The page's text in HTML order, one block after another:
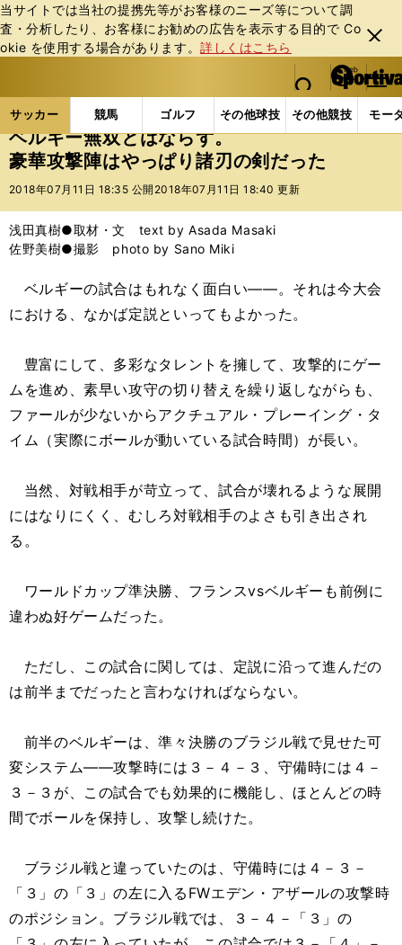
当サイトでは当社の提携先等がお客様のニーズ等について調
査・分析したり、お客様にお勧めの広告を表⽰する⽬的で Co
okie を使⽤する場合があります。詳しくはこちら
閉じ
る
web Sportiva (webスポルティーバ)
検索
マイペ
ー
ジ
メニュ
サッカー 競馬 ゴルフ その他球技 その他競技 モー
ス
ポ
ル
バ
サッカーの記事一覧 海外サッカー 海外サッカー
ベルギー無双とはならず。
豪華攻撃陣はやっぱり諸刃の剣だった
2018年07月11日 18:35 公開 2018年07月11日 18:40 更新
浅田真樹●取材・文 text by Asada Masaki
佐野美樹●撮影 photo by Sano Miki
ベルギーの試合はもれなく面白い――。それは今大会
における、なかば定説といってもよかった。
豊富にして、多彩なタレントを擁して、攻撃的にゲー
ムを進め、素早い攻守の切り替えを繰り返しながらも、
ファールが少ないからアクチュアル・プレーイング・タ
イム（実際にボールが動いている試合時間）が長い。
当然、対戦相手が苛立って、試合が壊れるような展開
にはなりにくく、むしろ対戦相手のよさも引き出され
る。
ワールドカップ準決勝、フランスvsベルギーも前例に
違わぬ好ゲームだった。
ただし、この試合に関しては、定説に沿って進んだの
は前半までだったと言わなければならない。
前半のベルギーは、準々決勝のブラジル戦で見せた可
変システム――攻撃時には３－４－３、守備時には４－
３－３が、この試合でも効果的に機能し、ほとんどの時
間でボールを保持し、攻撃し続けた。
ブラジル戦と違っていたのは、守備時には４－３－
「３」の「３」の左に入るFWエデン・アザールの攻撃時
のポジション。ブラジル戦では、３－４－「３」の